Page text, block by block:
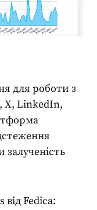
для роботи з
X, LinkedIn,
залученість
від Fedica: